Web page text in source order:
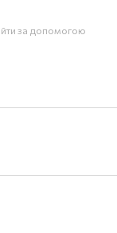
за допомогою